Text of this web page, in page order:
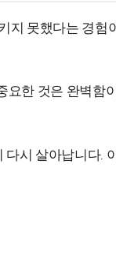
지 못했다는 경험
요한 것은 완벽함
시 살아납니다.